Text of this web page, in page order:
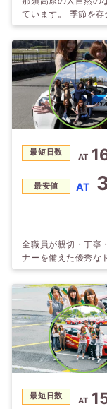
ています。 季節を
取得！ また那須ガ
のも魅力！ 2016年
ンプレッサ）になり
トーに！教習をして
最短日数 AT
最安値 AT
全職員が親切・丁寧
ナーを備えた優秀な
ッフもホテルのスタ
コスト度外視で腕を
実！スーパー、銀
最短日数 AT